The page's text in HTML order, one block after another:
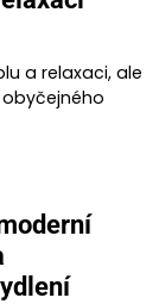
a relaxaci, ale